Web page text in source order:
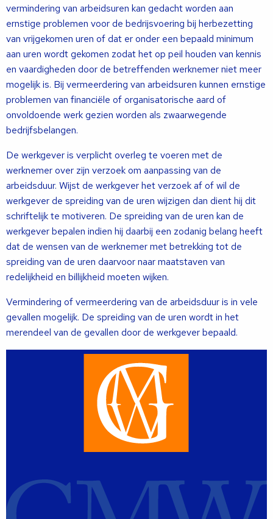
vermindering van arbeidsuren kan gedacht worden aan
ernstige problemen voor de bedrijsvoering bij herbezetting
van vrijgekomen uren of dat er onder een bepaald minimum
aan uren wordt gekomen zodat het op peil houden van kennis
en vaardigheden door de betreffenden werknemer niet meer
mogelijk is. Bij vermeerdering van arbeidsuren kunnen ernstige
problemen van financiële of organisatorische aard of
onvoldoende werk gezien worden als zwaarwegende
bedrijfsbelangen.
De werkgever is verplicht overleg te voeren met de
werknemer over zijn verzoek om aanpassing van de
arbeidsduur. Wijst de werkgever het verzoek af of wil de
werkgever de spreiding van de uren wijzigen dan dient hij dit
schriftelijk te motiveren. De spreiding van de uren kan de
werkgever bepalen indien hij daarbij een zodanig belang heeft
dat de wensen van de werknemer met betrekking tot de
spreiding van de uren daarvoor naar maatstaven van
redelijkheid en billijkheid moeten wijken.
Vermindering of vermeerdering van de arbeidsduur is in vele
gevallen mogelijk. De spreiding van de uren wordt in het
merendeel van de gevallen door de werkgever bepaald.